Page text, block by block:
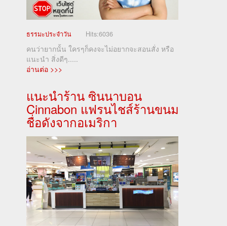
ธรรมะประจำวัน Hits:6036
คนว่ายากนั้น ใครๆก็คงจะไม่อยากจะสอนสั่ง หรือ
แนะนำ สิ่งดีๆ.....
อ่านต่อ >>>
แนะนำร้าน ซินนาบอน
Cinnabon แฟรนไชส์ร้านขนม
ชื่อดังจากอเมริกา